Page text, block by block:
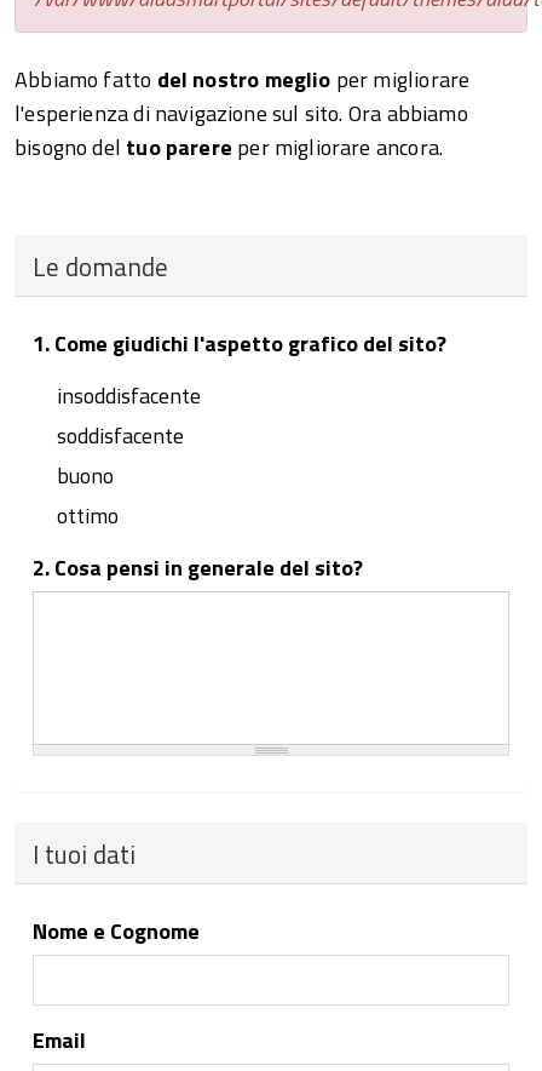
Abbiamo fatto del nostro meglio per migliorare
l'esperienza di navigazione sul sito. Ora abbiamo
bisogno del tuo parere per migliorare ancora.
Le domande
1. Come giudichi l'aspetto grafico del sito?
insoddisfacente
soddisfacente
buono
ottimo
2. Cosa pensi in generale del sito?
I tuoi dati
Nome e Cognome
Email